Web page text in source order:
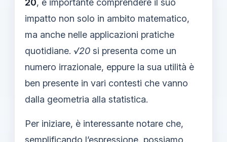
impatto non solo in ambito matematico,
ma anche nelle applicazioni pratiche
quotidiane. √20 si presenta come un
numero irrazionale, eppure la sua utilità è
ben presente in vari contesti che vanno
dalla geometria alla statistica.
Per iniziare, è interessante notare che,
semplificando l’espressione, possiamo